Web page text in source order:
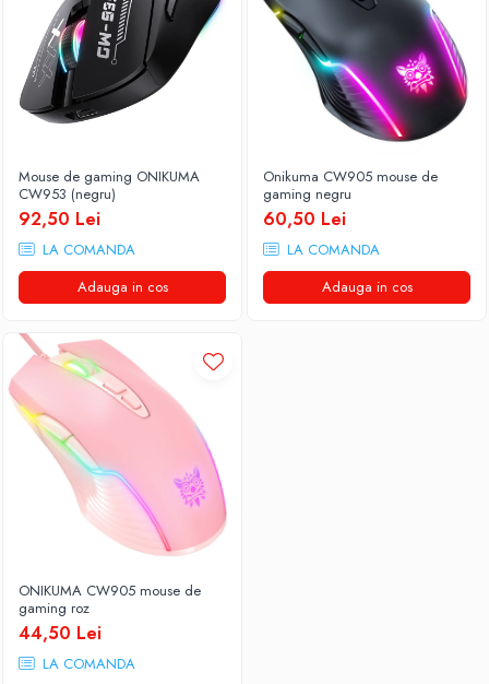
Mouse de gaming ONIKUMA
CW953 (negru)
92,50 Lei
LA COMANDA
Adauga in cos
Onikuma CW905 mouse de
gaming negru
60,50 Lei
LA COMANDA
Adauga in cos
ONIKUMA CW905 mouse de
gaming roz
44,50 Lei
LA COMANDA